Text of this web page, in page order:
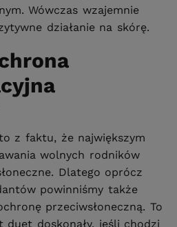
Wówczas wzajemnie
działanie na skórę.
z faktu, że największym
wolnych rodników
Dlatego oprócz
powinniśmy także
przeciwsłoneczną. To
doskonały, jeśli chodzi